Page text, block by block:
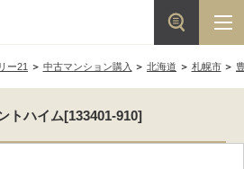
ー21 中古マンション購入 北海道 札幌市
トハイム[133401-910]